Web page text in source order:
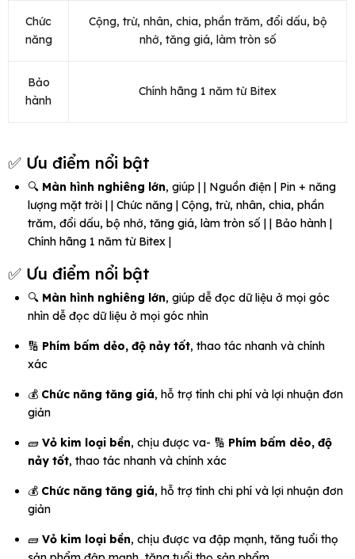
Chức
năng
Cộng, trừ, nhân, chia, phần trăm, đổi dấu, bộ
nhớ, tăng giá, làm tròn số
Bảo
hành
Chính hãng 1 năm từ Bitex
✅ Ưu điểm nổi bật
🔍 Màn hình nghiêng lớn, giúp | | Nguồn điện | Pin + năng
lượng mặt trời | | Chức năng | Cộng, trừ, nhân, chia, phần
trăm, đổi dấu, bộ nhớ, tăng giá, làm tròn số | | Bảo hành |
Chính hãng 1 năm từ Bitex |
✅ Ưu điểm nổi bật
🔍 Màn hình nghiêng lớn, giúp dễ đọc dữ liệu ở mọi góc
nhìn dễ đọc dữ liệu ở mọi góc nhìn
🔢 Phím bấm dẻo, độ nảy tốt, thao tác nhanh và chính
xác
💰 Chức năng tăng giá, hỗ trợ tính chi phí và lợi nhuận đơn
giản
🧱 Vỏ kim loại bền, chịu được va- 🔢 Phím bấm dẻo, độ
nảy tốt, thao tác nhanh và chính xác
💰 Chức năng tăng giá, hỗ trợ tính chi phí và lợi nhuận đơn
giản
🧱 Vỏ kim loại bền, chịu được va đập mạnh, tăng tuổi thọ